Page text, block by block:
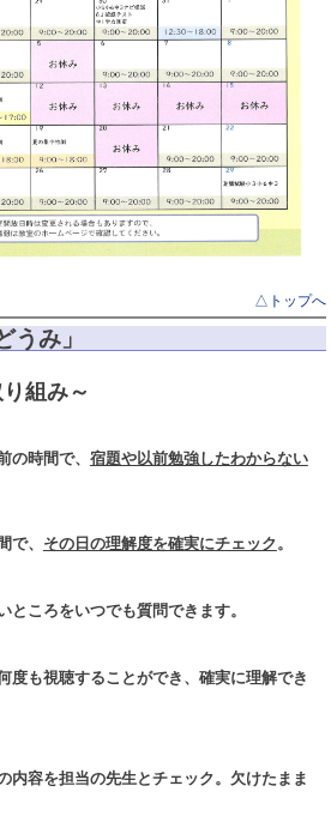
、
ださい。
△トップへ
うみ」
組み～
の時間で、 宿題や以前勉強したわからない
で、 その日の理解度を確実にチェック。
ところをいつでも質問できます。
度も視聴することができ、確実に理解でき
内容を担当の先生とチェック。欠けたまま